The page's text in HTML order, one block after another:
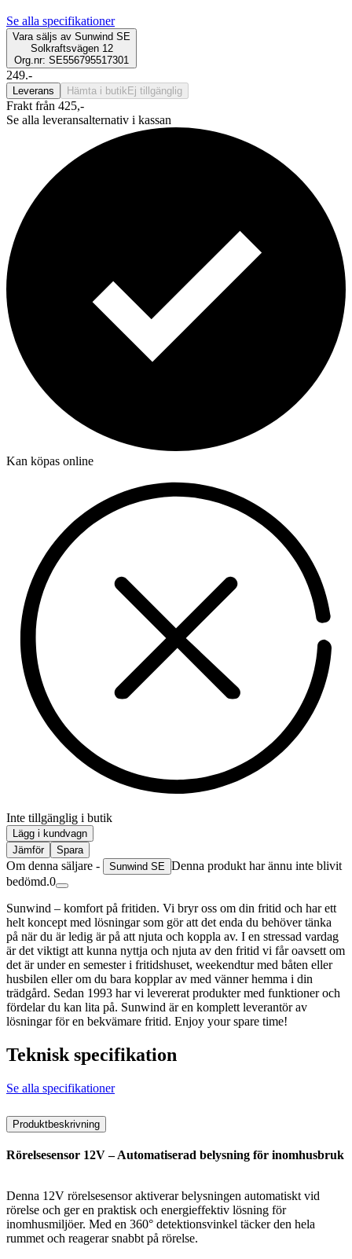
Se alla specifikationer
Vara säljs av Sunwind SE
Solkraftsvägen 12
Org.nr: SE556795517301
249.-
Leverans Hämta i butik Ej tillgänglig
Frakt från 425,-
Se alla leveransalternativ i kassan
Kan köpas online
Inte tillgänglig i butik
Lägg i kundvagn
Jämför
Spara
Om denna säljare - Sunwind SE Denna produkt har ännu inte blivit
bedömd.0
Sunwind – komfort på fritiden. Vi bryr oss om din fritid och har ett
helt koncept med lösningar som gör att det enda du behöver tänka
på när du är ledig är på att njuta och koppla av. I en stressad vardag
är det viktigt att kunna nyttja och njuta av den fritid vi får oavsett om
det är under en semester i fritidshuset, weekendtur med båten eller
husbilen eller om du bara kopplar av med vänner hemma i din
trädgård. Sedan 1993 har vi levererat produkter med funktioner och
fördelar du kan lita på. Sunwind är en komplett leverantör av
lösningar för en bekvämare fritid. Enjoy your spare time!
Teknisk specifikation
Se alla specifikationer
Produktbeskrivning
Rörelsesensor 12V – Automatiserad belysning för inomhusbruk
Denna 12V rörelsesensor aktiverar belysningen automatiskt vid
rörelse och ger en praktisk och energieffektiv lösning för
inomhusmiljöer. Med en 360° detektionsvinkel täcker den hela
rummet och reagerar snabbt på rörelse.